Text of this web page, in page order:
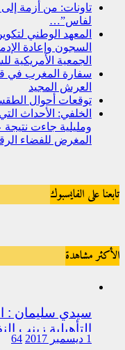
تاونات: من أزمة
لفاس”…
المعهد الوطني
السجون وإعادة
الجمعية الأمريكية
سفارة المغرب في
العرش المجيد
توقعات أحوال الطقس
الخلفي: الأحداث
ومليلية جاءت
المغرض للفضاء
تابعنا على الفايسبوك
الأكثر مشاهدة
سيدي سليمان :
التأهيلية زينب
1 ديسمبر 2017 64